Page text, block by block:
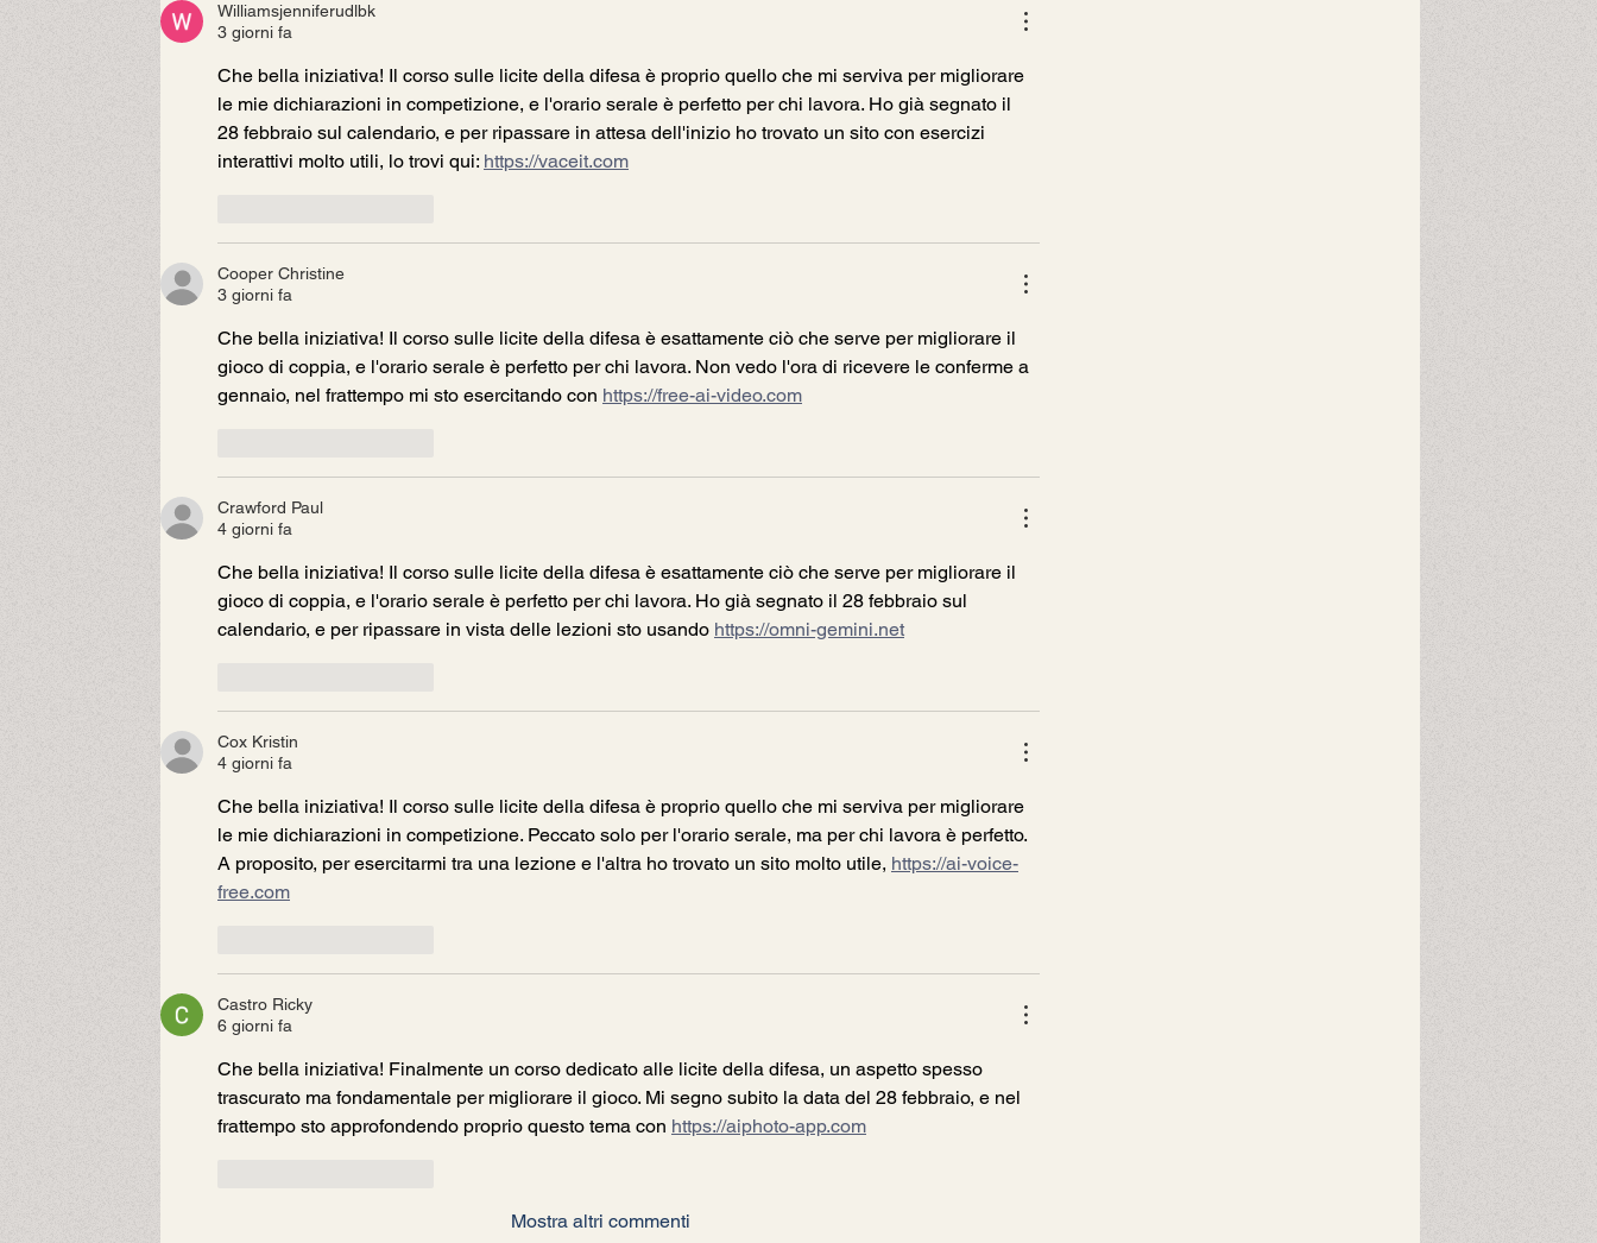
Williamsjenniferudlbk
3 giorni fa
Che bella iniziativa! Il corso sulle licite della difesa è proprio quello che mi serviva per migliorare
le mie dichiarazioni in competizione, e l'orario serale è perfetto per chi lavora. Ho già segnato il
28 febbraio sul calendario, e per ripassare in attesa dell'inizio ho trovato un sito con esercizi
interattivi molto utili, lo trovi qui: https://vaceit.com
Cooper Christine
3 giorni fa
Che bella iniziativa! Il corso sulle licite della difesa è esattamente ciò che serve per migliorare il
gioco di coppia, e l'orario serale è perfetto per chi lavora. Non vedo l'ora di ricevere le conferme a
gennaio, nel frattempo mi sto esercitando con https://free-ai-video.com
Crawford Paul
4 giorni fa
Che bella iniziativa! Il corso sulle licite della difesa è esattamente ciò che serve per migliorare il
gioco di coppia, e l'orario serale è perfetto per chi lavora. Ho già segnato il 28 febbraio sul
calendario, e per ripassare in vista delle lezioni sto usando https://omni-gemini.net
Cox Kristin
4 giorni fa
Che bella iniziativa! Il corso sulle licite della difesa è proprio quello che mi serviva per migliorare
le mie dichiarazioni in competizione. Peccato solo per l'orario serale, ma per chi lavora è perfetto.
A proposito, per esercitarmi tra una lezione e l'altra ho trovato un sito molto utile, https://ai-voice-
free.com
Castro Ricky
6 giorni fa
Che bella iniziativa! Finalmente un corso dedicato alle licite della difesa, un aspetto spesso
trascurato ma fondamentale per migliorare il gioco. Mi segno subito la data del 28 febbraio, e nel
frattempo sto approfondendo proprio questo tema con https://aiphoto-app.com
Mostra altri commenti